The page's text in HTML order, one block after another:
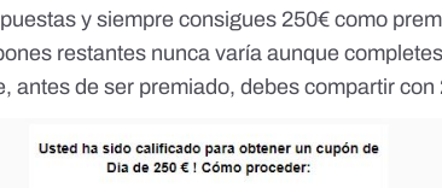
y siempre consigues 250€ como
restantes nunca varía aunque
antes de ser premiado, debes compartir con